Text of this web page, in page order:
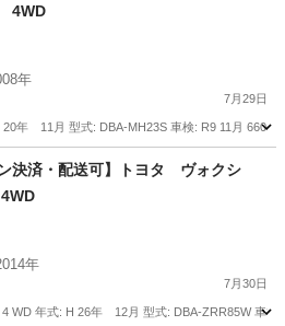
4WD
年
7月29日
年 11月 型式: DBA-MH23S 車検: R9 11月
ワゴンＲ ワゴンR
ン決済・配送可】トヨタ ヴォクシ
年
7月30日
年式: H 26年 12月 型式: DBA-ZRR85W 車検: